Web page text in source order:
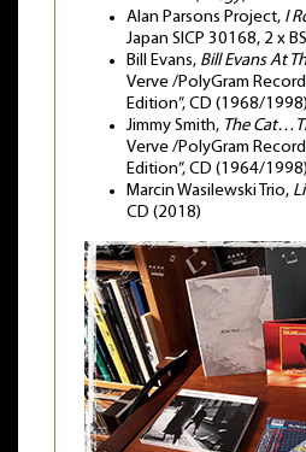
Alan Parsons Project, I
Japan SICP 30168, 2 x
Bill Evans, Bill Evans At
Verve /PolyGram
Edition”, CD (1968/1998)
Jimmy Smith, The
Verve /PolyGram
Edition”, CD (1964/1998)
Marcin Wasilewski Trio,
CD (2018)